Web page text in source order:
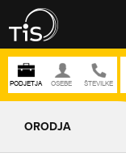
ORODJA